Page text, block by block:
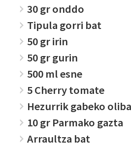
30 gr onddo
Tipula gorri bat
50 gr irin
50 gr gurin
500 ml esne
5 Cherry tomate
Hezurrik gabeko
10 gr Parmako gazta
Arraultza bat